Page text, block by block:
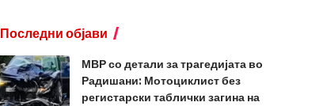
Последни објави
МВР со детали за трагедијата во
Радишани: Мотоциклист без
регистарски таблички загина на